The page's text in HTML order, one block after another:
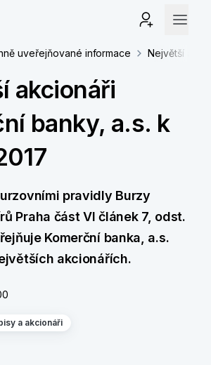
uveřejňované informace Největší
akcionáři
banky, a.s. k
pravidly Burzy
Praha část VI článek 7, odst.
Komerční banka, a.s.
akcionářích.
a akcionáři